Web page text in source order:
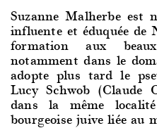
Suzanne Malherbe est
influente et éduquée de
formation aux
notamment dans le
adopte plus tard le
Lucy Schwob (Claude
dans la même
bourgeoise juive liée au